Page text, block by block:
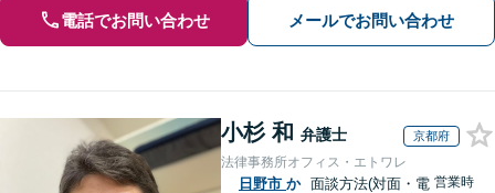
電話でお問い合わせ メールでお問い合わせ
小杉 和 弁護士 京都府
法律事務所オフィス・エトワレ
日野市 か 面談方法(対面・電 営業時